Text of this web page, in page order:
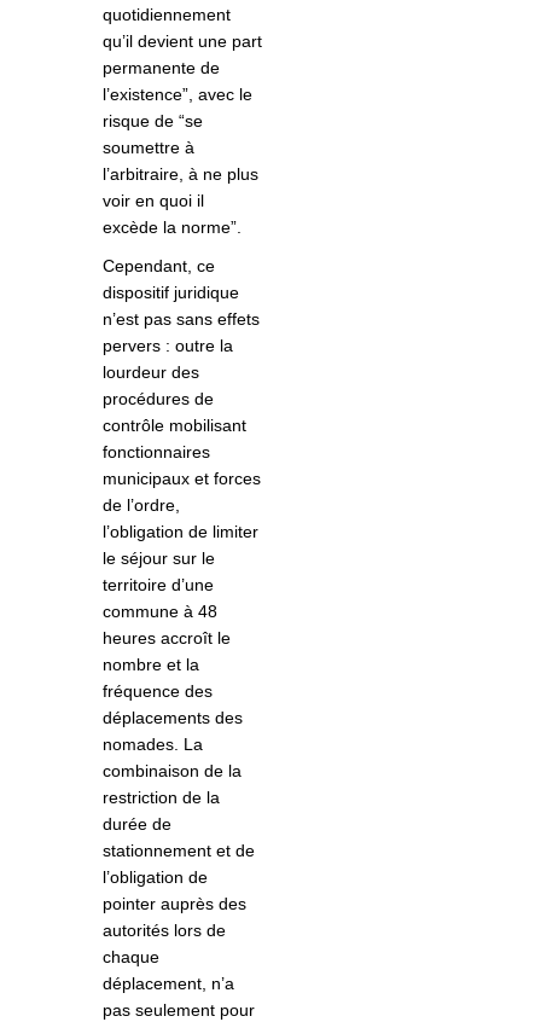
quotidiennement
qu’il devient une part
permanente de
l’existence”, avec le
risque de “se
soumettre à
l’arbitraire, à ne plus
voir en quoi il
excède la norme”.
Cependant, ce
dispositif juridique
n’est pas sans effets
pervers : outre la
lourdeur des
procédures de
contrôle mobilisant
fonctionnaires
municipaux et forces
de l’ordre,
l’obligation de limiter
le séjour sur le
territoire d’une
commune à 48
heures accroît le
nombre et la
fréquence des
déplacements des
nomades. La
combinaison de la
restriction de la
durée de
stationnement et de
l’obligation de
pointer auprès des
autorités lors de
chaque
déplacement, n’a
pas seulement pour